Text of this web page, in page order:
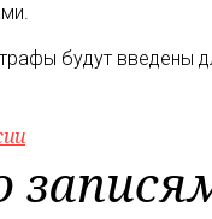
будут введены